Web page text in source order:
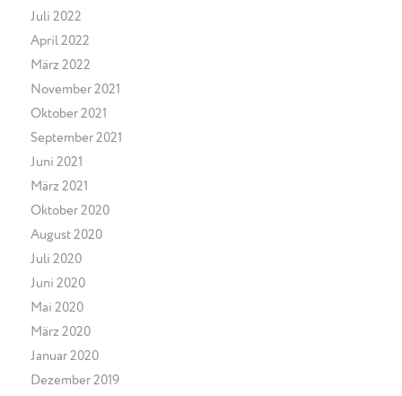
Juli 2022
April 2022
März 2022
November 2021
Oktober 2021
September 2021
Juni 2021
März 2021
Oktober 2020
August 2020
Juli 2020
Juni 2020
Mai 2020
März 2020
Januar 2020
Dezember 2019